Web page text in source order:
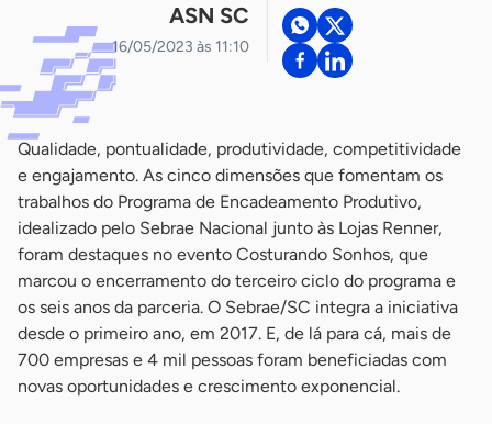
ASN SC
16/05/2023 às 11:10
Qualidade, pontualidade, produtividade, competitividade
e engajamento. As cinco dimensões que fomentam os
trabalhos do Programa de Encadeamento Produtivo,
idealizado pelo Sebrae Nacional junto às Lojas Renner,
foram destaques no evento Costurando Sonhos, que
marcou o encerramento do terceiro ciclo do programa e
os seis anos da parceria. O Sebrae/SC integra a iniciativa
desde o primeiro ano, em 2017. E, de lá para cá, mais de
700 empresas e 4 mil pessoas foram beneficiadas com
novas oportunidades e crescimento exponencial.